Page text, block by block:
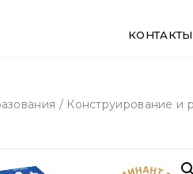
КОНТАКТЫ
/ Конструирование и